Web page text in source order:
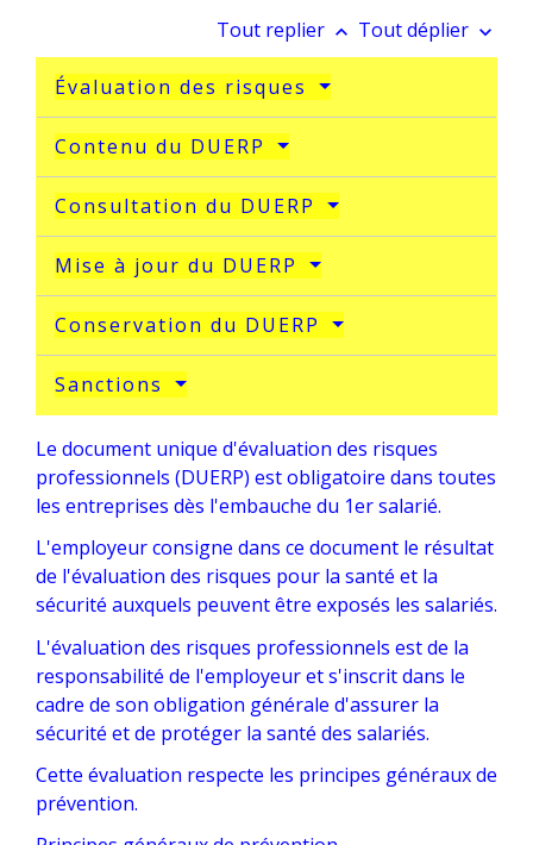
Tout replier keyboard_arrow_up Tout déplier keyboard_arrow_down
Évaluation des risques
Contenu du DUERP
Consultation du DUERP
Mise à jour du DUERP
Conservation du DUERP
Sanctions
Le document unique d'évaluation des risques
professionnels (DUERP) est obligatoire dans toutes
les entreprises dès l'embauche du 1ersalarié.
L'employeur consigne dans ce document le résultat
de l'évaluation des risques pour la santé et la
sécurité auxquels peuvent être exposés les salariés.
L'évaluation des risques professionnels est de la
responsabilité de l'employeur et s'inscrit dans le
cadre de son obligation générale d'assurer la
sécurité et de protéger la santé des salariés.
Cette évaluation respecte les principes généraux de
prévention.